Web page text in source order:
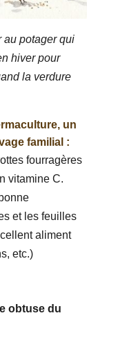
au potager qui
hiver pour
la verdure
un
familial :
fourragères
vitamine C.
et les feuilles
aliment
etc.)
obtuse du